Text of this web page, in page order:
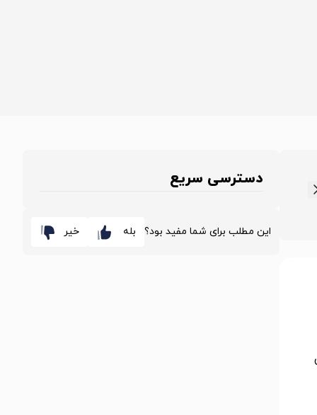
دسترسی سریع
این مطلب برای شما مفید بود؟ بله خیر